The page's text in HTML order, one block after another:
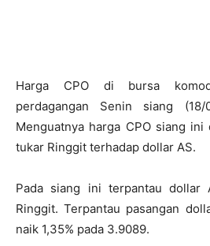
Harga CPO di bursa
perdagangan Senin siang
Menguatnya harga CPO siang
tukar Ringgit terhadap dollar AS.
Pada siang ini terpantau dollar
Ringgit. Terpantau pasangan
naik 1,35% pada 3.9089.